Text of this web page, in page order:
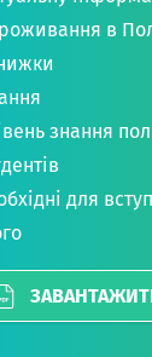
в
знання
для